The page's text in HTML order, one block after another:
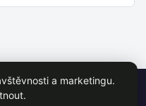
není oficálně spojen s VŠE
a marketingu.